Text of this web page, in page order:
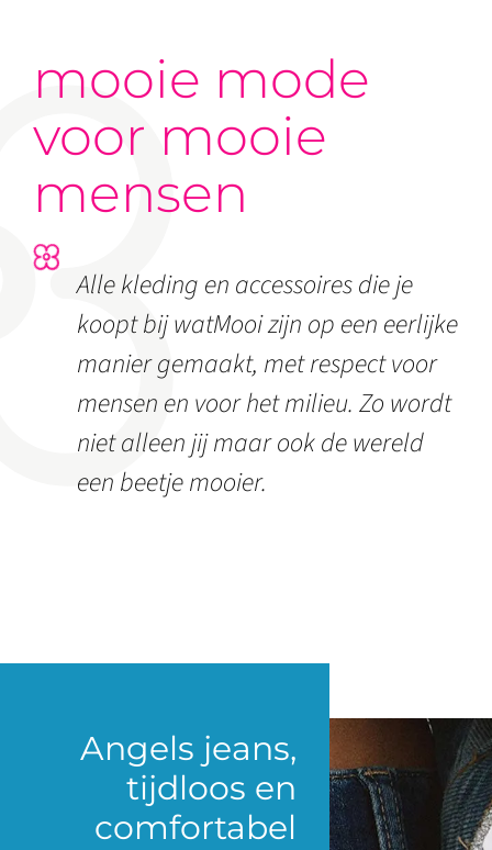
mooie mode
voor mooie
mensen
Alle kleding en accessoires die je
koopt bij watMooi zijn op een eerlijke
manier gemaakt, met respect voor
mensen en voor het milieu. Zo wordt
niet alleen jij maar ook de wereld
een beetje mooier.
Angels jeans,
tijdloos en
comfortabel